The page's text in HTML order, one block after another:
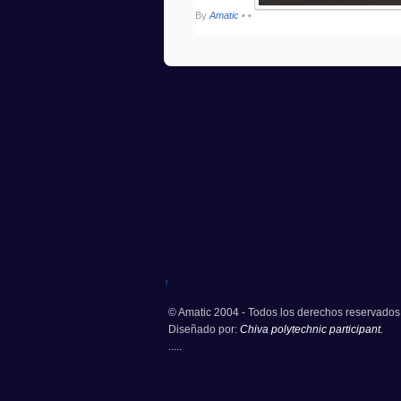
By Amatic • •
↑
© Amatic 2004 - Todos los derechos
Diseñado por: Chiva polytechnic participant.